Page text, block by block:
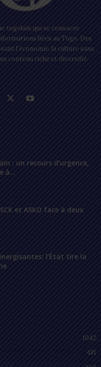
togolais qui se consacre
liées au Togo. Des
l’économie, la culture sans
contenu riche et diversifié.
: un recours d’urgence,
à...
et ASKO face à deux
l’État tire la
1042
481